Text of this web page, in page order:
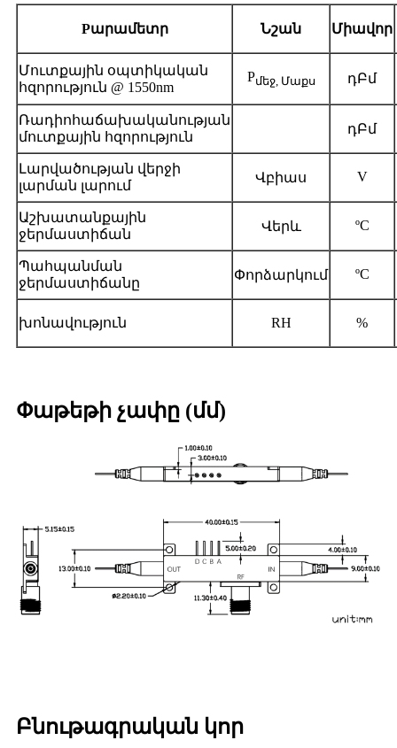
Pարամետր Նշան Միավոր
Մուտքային օպտիկական
հզորություն @ 1550nm
Pմեջ, Մաքս դԲմ
Ռադիոհաճախականության
մուտքային հզորություն
դԲմ
Լարվածության վերջի
լարման լարում
Վբիաս V
Աշխատանքային
ջերմաստիճան
Վերև ºC
Պահպանման
ջերմաստիճանը
Փորձարկում ºC
խոնավություն RH %
Փաթեթի չափը (մմ)
Բնութագրական կոր